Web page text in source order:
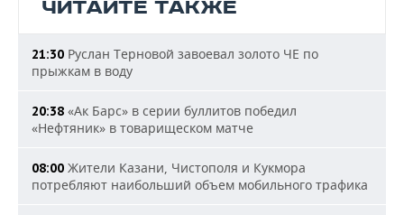
ЧИТАЙТЕ ТАКЖЕ
21:30 Руслан Терновой завоевал золото ЧЕ по
прыжкам в воду
20:38 «Ак Барс» в серии буллитов победил
«Нефтяник» в товарищеском матче
08:00 Жители Казани, Чистополя и Кукмора
потребляют наибольший объем мобильного трафика